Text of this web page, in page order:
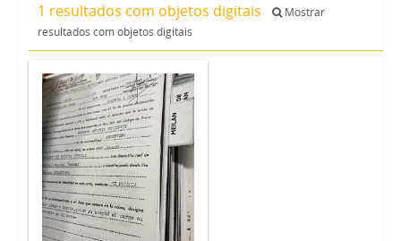
1 resultados com objetos digitais
Mostrar
resultados com objetos digitais